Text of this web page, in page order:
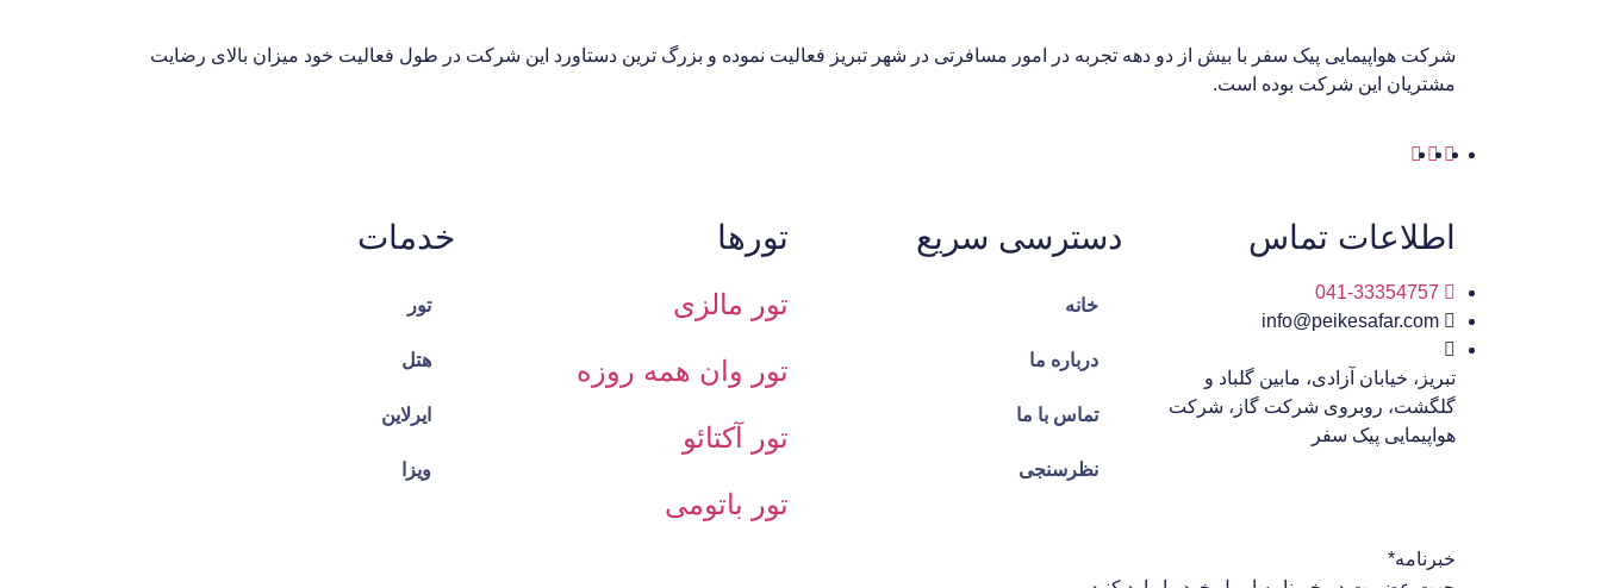
شرکت هواپیمایی پیک سفر با بیش از دو دهه تجربه در امور مسافرتی در شهر تبریز فعالیت نموده و بزرگ ترین دستاورد این شرکت در طول فعالیت خود میزان بالای رضایت
مشتریان این شرکت بوده است.
اطلاعات تماس
041-33354757
info@peikesafar.com
تبریز، خیابان آزادی، مابین گلباد و
گلگشت، روبروی شرکت گاز، شرکت
هواپیمایی پیک سفر
دسترسی سریع
خانه
درباره ما
تماس با ما
نظرسنجی
تورها
تور مالزی
تور وان همه روزه
تور آکتائو
تور باتومی
خدمات
تور
هتل
ایرلاین
ویزا
خبرنامه*